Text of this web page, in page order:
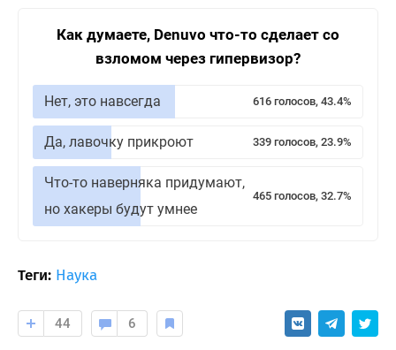
Как думаете, Denuvo что-то сделает со
взломом через гипервизор?
Нет, это навсегда 616 голосов, 43.4%
Да, лавочку прикроют 339 голосов, 23.9%
Что-то наверняка придумают,
но хакеры будут умнее
465 голосов, 32.7%
Теги: Наука
44 6